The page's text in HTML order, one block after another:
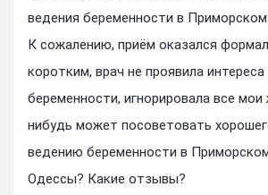
ведения беременности в
К сожалению, приём оказался
коротким, врач не проявила
беременности, игнорировала все
нибудь может посоветовать
ведению беременности в
Одессы? Какие отзывы?